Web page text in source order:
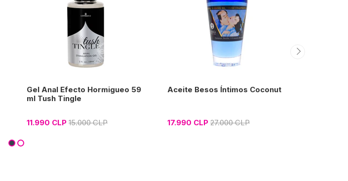
Gel Anal Efecto Hormigueo 59
ml Tush Tingle
11.990 CLP 15.000 CLP
Aceite Besos Íntimos Coconut
17.990 CLP 27.000 CLP